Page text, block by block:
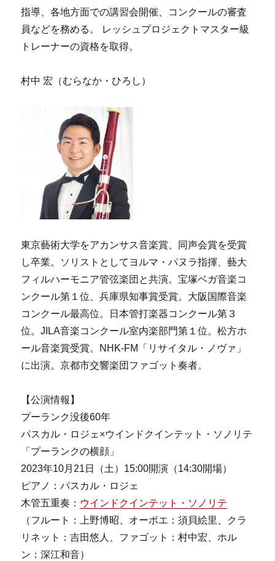
指導、各地方面での講習会開催、コンクールの審査
員などを務める。 レッシュプロジェクトマスター級
トレーナーの資格を取得。
村中 宏（むらなか・ひろし）
東京藝術大学をアカンサス音楽賞、同声会賞を受賞
し卒業。ソリストとしてヨルマ・パヌラ指揮、藝大
フィルハーモニア管弦楽団と共演。宝塚ベガ音楽コ
ンクール第１位、兵庫県知事賞受賞。大阪国際音楽
コンクール最高位。日本管打楽器コンクール第３
位。JILA音楽コンクール室内楽部門第１位。松方ホ
ール音楽賞受賞。NHK-FM「リサイタル・ノヴァ」
に出演。京都市交響楽団ファゴット奏者。
【公演情報】
プーランク没後60年
パスカル・ロジェ×ウインドクインテット・ソノリテ
「プーランクの横顔」
2023年10月21日（土）15:00開演（14:30開場）
ピアノ：パスカル・ロジェ
木管五重奏： ウインドクインテット・ソノリテ
（フルート：上野博昭、オーボエ：須貝絵里、クラ
リネット：吉田悠人、ファゴット：村中宏、ホル
ン：深江和音）